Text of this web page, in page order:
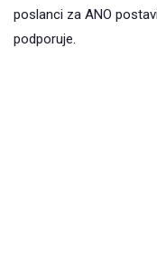
poslanci za ANO
podporuje.